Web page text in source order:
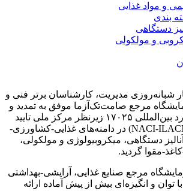
و مواد غذایی
بندی
دستگاهی
و مولکولی
شبانه‌روزی مدیریت، کارشناسان برتر فنی و
مرجع صامت‌تک‌آزما موفق به تمدید و
افزایش دامنه استاندارد بین‌المللی ۱۷۰۲۵ زیرنظر مرکز ملی تایید
صلاحیت ایران (NACI-ILACMRA) در دامنه‌های غذایی-کشاورزی-
دستگاهی، میکروبیولوژی و مولکولی،
مقوا گردید.
مرجع صنایع غذایی، آرایشی-بهداشتی
و انگیزه‌ای بیش از پیش آماده ارائه